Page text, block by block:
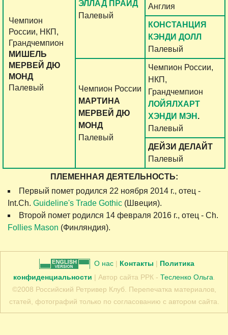
Чемпион
России, НКП,
Грандчемпион
МИШЕЛЬ
МЕРВЕЙ ДЮ
МОНД
Палевый
ЭЛЛАД ПРАЙД
Палевый
Англия
КОНСТАНЦИЯ
КЭНДИ ДОЛЛ
Палевый
Чемпион России
МАРТИНА
МЕРВЕЙ ДЮ
МОНД
Палевый
Чемпион России,
НКП,
Грандчемпион
ЛОЙЯЛХАРТ
ХЭНДИ МЭН .
Палевый
ДЕЙЗИ ДЕЛАЙТ
Палевый
ПЛЕМЕННАЯ ДЕЯТЕЛЬНОСТЬ:
Первый помет родился 22 ноября 2014 г., отец -
Int.Ch. Guideline's Trade Gothic (Швеция).
Второй помет родился 14 февраля 2016 г., отец - Ch.
Follies Mason (Финляндия).
О нас | Контакты | Политика
конфиденциальности | Автор сайта РРК - Тесленко Ольга
©2008 Российский Ретривер Клуб. Перепечатка материалов,
статей, фотографий только по согласованию с автором сайта.